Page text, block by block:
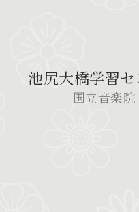
池尻大橋学習
国立音楽院